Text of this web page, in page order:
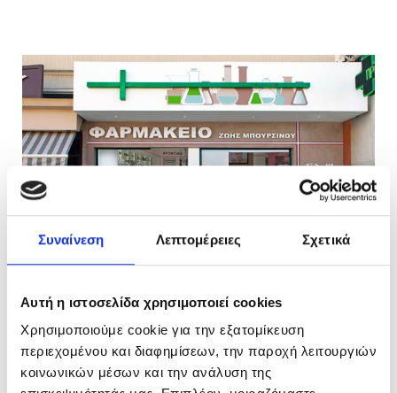
Συναίνεση Λεπτομέρειες Σχετικά
Αυτή η ιστοσελίδα χρησιμοποιεί cookies
Χρησιμοποιούμε cookie για την εξατομίκευση
περιεχομένου και διαφημίσεων, την παροχή λειτουργιών
κοινωνικών μέσων και την ανάλυση της